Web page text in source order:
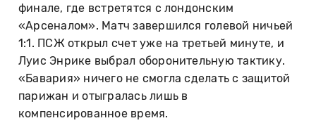
финале, где встретятся с лондонским
«Арсеналом». Матч завершился голевой ничьей
1:1. ПСЖ открыл счет уже на третьей минуте, и
Луис Энрике выбрал оборонительную тактику.
«Бавария» ничего не смогла сделать с защитой
парижан и отыгралась лишь в
компенсированное время.